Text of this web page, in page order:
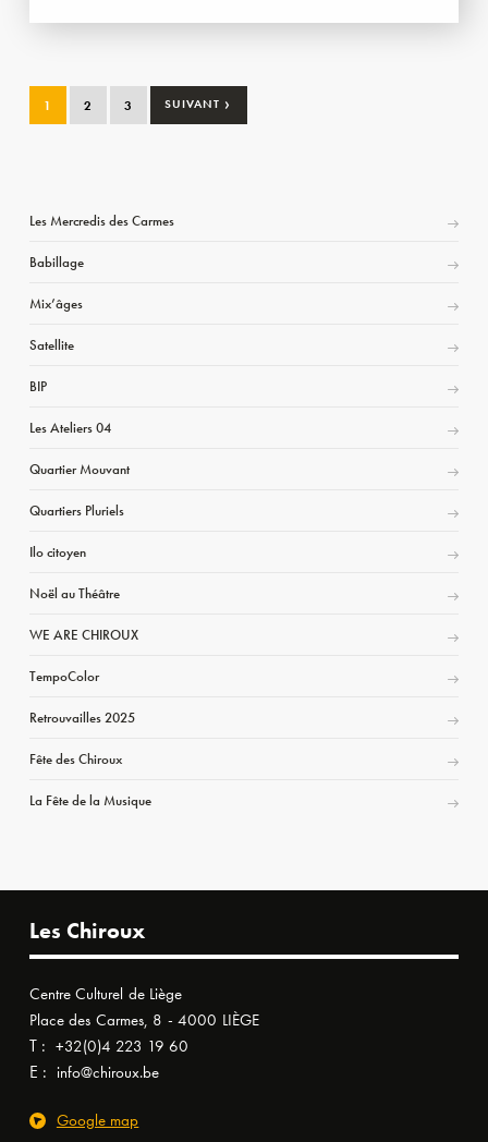
1 2 3 SUIVANT ›
Les Mercredis des Carmes
Babillage
Mix’âges
Satellite
BIP
Les Ateliers 04
Quartier Mouvant
Quartiers Pluriels
Ilo citoyen
Noël au Théâtre
WE ARE CHIROUX
TempoColor
Retrouvailles 2025
Fête des Chiroux
La Fête de la Musique
Les Chiroux
Centre Culturel de Liège
Place des Carmes, 8 - 4000 LIÈGE
T : +32(0)4 223 19 60
E : info@chiroux.be
Google map